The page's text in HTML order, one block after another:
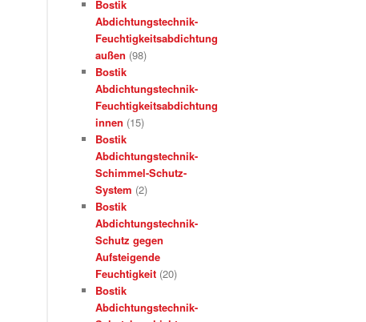
Bostik
Abdichtungstechnik-
Feuchtigkeitsabdichtung
außen (98)
Bostik
Abdichtungstechnik-
Feuchtigkeitsabdichtung
innen (15)
Bostik
Abdichtungstechnik-
Schimmel-Schutz-
System (2)
Bostik
Abdichtungstechnik-
Schutz gegen
Aufsteigende
Feuchtigkeit (20)
Bostik
Abdichtungstechnik-